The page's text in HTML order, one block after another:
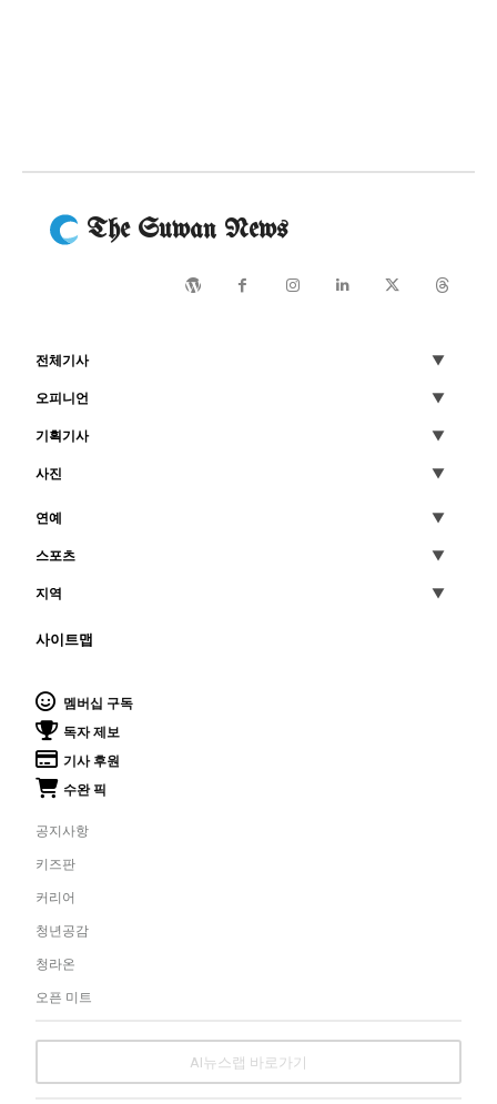
The Suwan News
전체기사
오피니언
기획기사
사진
연예
스포츠
지역
사이트맵
멤버십 구독
독자 제보
기사 후원
수완 픽
공지사항
키즈판
커리어
청년공감
청라온
오픈 미트
AI뉴스랩 바로가기